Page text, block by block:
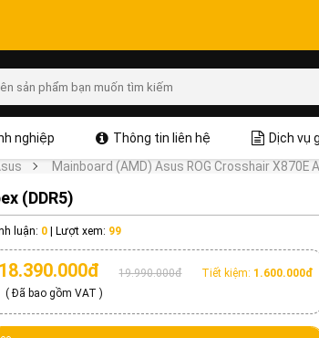
nghiệp Thông tin liên hệ Dịch vụ
Mainboard (AMD) Asus ROG Crosshair X870E
(DDR5)
luận: 0| Lượt xem: 99
18.390.000đ
( Đã bao gồm VAT )
19.990.000đ Tiết kiệm: 1.600.000đ